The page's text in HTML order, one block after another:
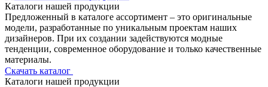
Каталоги нашей продукции
Предложенный в каталоге ассортимент – это оригинальные
модели, разработанные по уникальным проектам наших
дизайнеров. При их создании задействуются модные
тенденции, современное оборудование и только качественные
материалы.
Скачать каталог
Каталоги нашей продукции